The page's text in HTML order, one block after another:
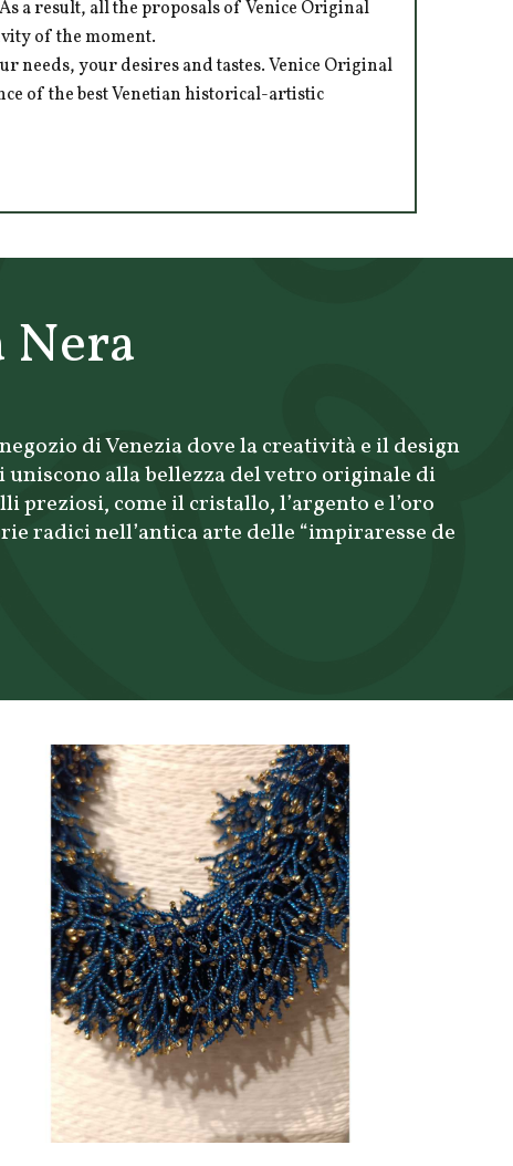
a result, all the proposals of Venice Original
of the moment.
needs, your desires and tastes. Venice Original
of the best Venetian historical-artistic
Nera
di Venezia dove la creatività e il design
uniscono alla bellezza del vetro originale di
preziosi, come il cristallo, l’argento e l’oro
radici nell’antica arte delle “impiraresse de